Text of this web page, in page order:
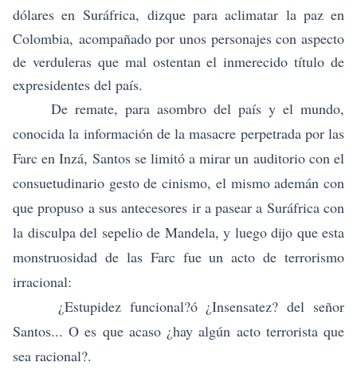
dólares en Suráfrica, dizque para aclimatar la paz en
Colombia, acompañado por unos personajes con aspecto
de verduleras que mal ostentan el inmerecido título de
expresidentes del país.
De remate, para asombro del país y el mundo,
conocida la información de la masacre perpetrada por las
Farc en Inzá, Santos se limitó a mirar un auditorio con el
consuetudinario gesto de cinismo, el mismo ademán con
que propuso a sus antecesores ir a pasear a Suráfrica con
la disculpa del sepelio de Mandela, y luego dijo que esta
monstruosidad de las Farc fue un acto de terrorismo
irracional:
¿Estupidez funcional?ó ¿Insensatez? del señor
Santos... O es que acaso ¿hay algún acto terrorista que
sea racional?.